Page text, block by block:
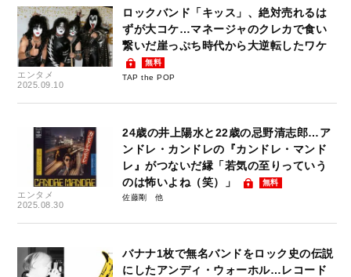
エンタメ
2025.09.10
ロックバンド「キッス」、絶対売れるは
ずが大コケ…マネージャのクレカで食い
繋いだ崖っぷち時代から大逆転したワケ
無料
TAP the POP
エンタメ
2025.08.30
24歳の井上陽水と22歳の忌野清志郎…ア
ンドレ・カンドレの『カンドレ・マンド
レ』がつないだ縁「若気の至りっていう
のは怖いよね（笑）」
無料
佐藤剛
バナナ1枚で無名バンドをロック史の伝説
にしたアンディ・ウォーホル…レコード